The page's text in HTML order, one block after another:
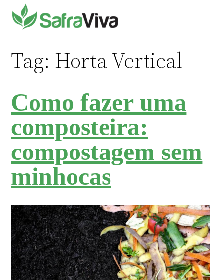
para
Tag: Horta Vertical
Como fazer uma
composteira:
compostagem sem
minhocas